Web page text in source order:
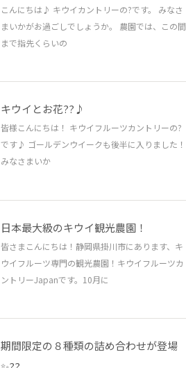
こんにちは♪ キウイカントリーの?です。 みなさ
まいかがお過ごしでしょうか。 農園では、この間
まで指先くらいの
キウイとお花??♪
皆様こんにちは！ キウイフルーツカントリーの?
です♪ ゴールデンウイークも後半に入りました！
みなさまいか
日本最大級のキウイ観光農園！
皆さまこんにちは！静岡県掛川市にあります、キ
ウイフルーツ専門の観光農園！キウイフルーツカ
ントリーJapanです。10月に
期間限定の８種類の詰め合わせが登場